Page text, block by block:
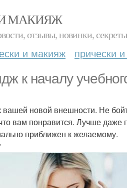
МАКИЯЖ
отзывы, новинки,
и макияж прически
к началу
новой внешности. Не
вам понравится. Лучше
приближен к желаемому.